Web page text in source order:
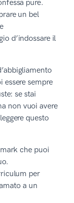
pure.
un bel
d’indossare il
sempre
se stai
non vuoi avere
questo
che puoi
per
a un